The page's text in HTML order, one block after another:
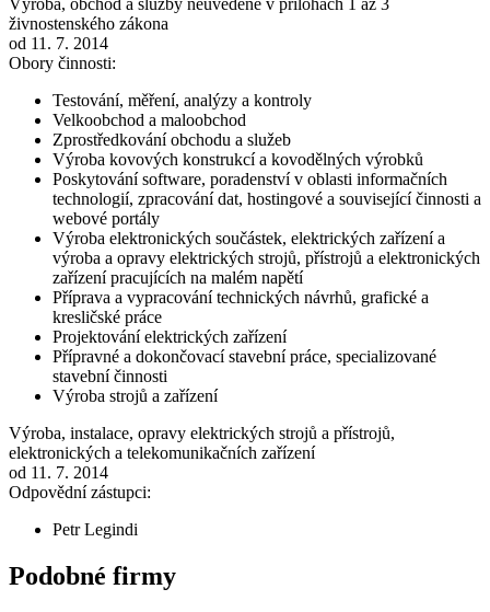
Výroba, obchod a služby neuvedené v přílohách 1 až 3
živnostenského zákona
od 11. 7. 2014
Obory činnosti:
Testování, měření, analýzy a kontroly
Velkoobchod a maloobchod
Zprostředkování obchodu a služeb
Výroba kovových konstrukcí a kovodělných výrobků
Poskytování software, poradenství v oblasti informačních
technologií, zpracování dat, hostingové a související činnosti a
webové portály
Výroba elektronických součástek, elektrických zařízení a
výroba a opravy elektrických strojů, přístrojů a elektronických
zařízení pracujících na malém napětí
Příprava a vypracování technických návrhů, grafické a
kresličské práce
Projektování elektrických zařízení
Přípravné a dokončovací stavební práce, specializované
stavební činnosti
Výroba strojů a zařízení
Výroba, instalace, opravy elektrických strojů a přístrojů,
elektronických a telekomunikačních zařízení
od 11. 7. 2014
Odpovědní zástupci:
Petr Legindi
Podobné firmy